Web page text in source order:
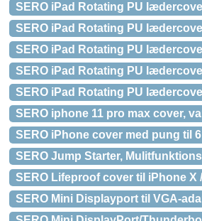
SERO iPad Rotating PU
SERO iPad Rotating PU
SERO iPad Rotating PU
SERO iPad Rotating PU
SERO iPad Rotating PU
SERO iphone 11 pro max cover,
SERO iPhone cover med pung til
SERO Jump Starter,
SERO Lifeproof cover til iPhone X
SERO Mini Displayport til VGA-